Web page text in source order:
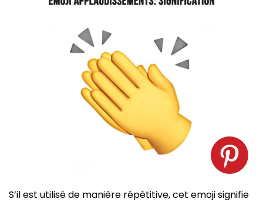
S’il est utilisé de manière répétitive, cet emoji signifie